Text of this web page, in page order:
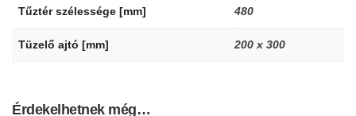
Tűztér szélessége [mm] 480
Tüzelő ajtó [mm] 200 x 300
Érdekelhetnek még…